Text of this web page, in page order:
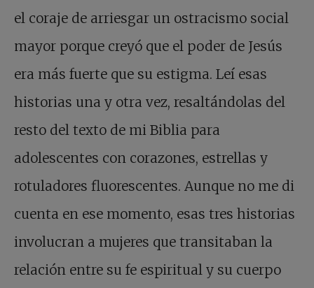
el coraje de arriesgar un ostracismo social
mayor porque creyó que el poder de Jesús
era más fuerte que su estigma. Leí esas
historias una y otra vez, resaltándolas del
resto del texto de mi Biblia para
adolescentes con corazones, estrellas y
rotuladores fluorescentes. Aunque no me di
cuenta en ese momento, esas tres historias
involucran a mujeres que transitaban la
relación entre su fe espiritual y su cuerpo